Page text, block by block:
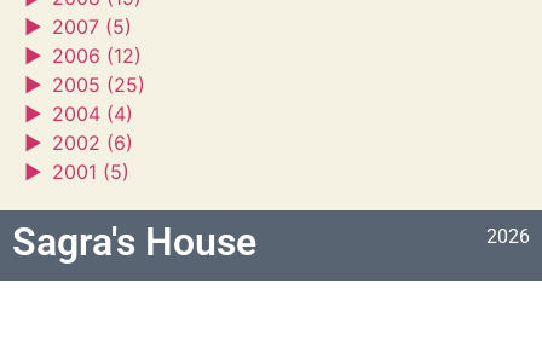
► 2007 (5)
► 2006 (12)
► 2005 (25)
► 2004 (4)
► 2002 (6)
► 2001 (5)
Sagra's House 2026